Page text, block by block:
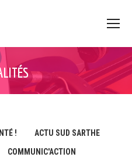
!
ACTU SUD SARTHE
COMMUNIC'ACTION